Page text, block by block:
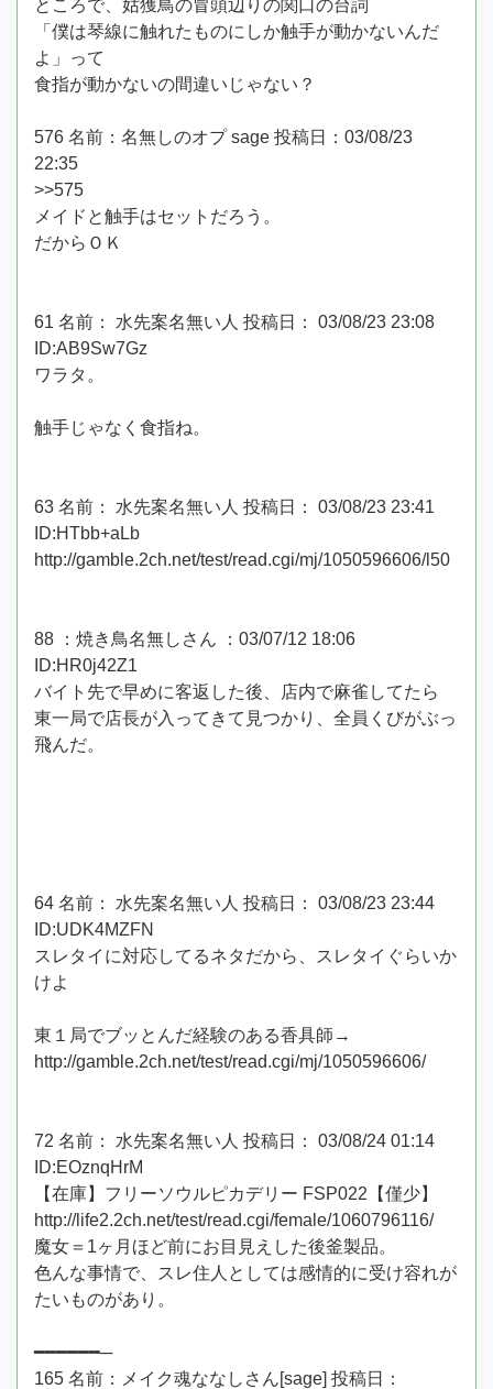
ところで、姑獲鳥の冒頭辺りの関口の台詞
「僕は琴線に触れたものにしか触手が動かないんだ
よ」って
食指が動かないの間違いじゃない？
576 名前：名無しのオプ sage 投稿日：03/08/23
22:35
>>575
メイドと触手はセットだろう。
だからＯＫ
61 名前： 水先案名無い人 投稿日： 03/08/23 23:08
ID:AB9Sw7Gz
ワラタ。
触手じゃなく食指ね。
63 名前： 水先案名無い人 投稿日： 03/08/23 23:41
ID:HTbb+aLb
http://gamble.2ch.net/test/read.cgi/mj/1050596606/l50
88 ：焼き鳥名無しさん ：03/07/12 18:06
ID:HR0j42Z1
バイト先で早めに客返した後、店内で麻雀してたら
東一局で店長が入ってきて見つかり、全員くびがぶっ
飛んだ。
64 名前： 水先案名無い人 投稿日： 03/08/23 23:44
ID:UDK4MZFN
スレタイに対応してるネタだから、スレタイぐらいか
けよ
東１局でブッとんだ経験のある香具師→
http://gamble.2ch.net/test/read.cgi/mj/1050596606/
72 名前： 水先案名無い人 投稿日： 03/08/24 01:14
ID:EOznqHrM
【在庫】フリーソウルピカデリー FSP022【僅少】
http://life2.2ch.net/test/read.cgi/female/1060796116/
魔女＝1ヶ月ほど前にお目見えした後釜製品。
色んな事情で、スレ住人としては感情的に受け容れが
たいものがあり。
━━━━━━─
165 名前：メイク魂ななしさん[sage] 投稿日：